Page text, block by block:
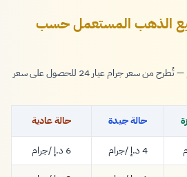
الذهب المستعمل حسب
الخصومات أدناه بالـ درهم/جرام — تُطرح من سعر جرام عيار 24 للحصول على سعر
حالة جيدة حالة عادية
4 درهم
4 د.إ /جرام 6 درهم
6 د.إ
/جرام